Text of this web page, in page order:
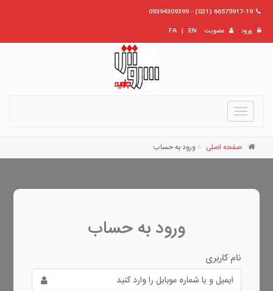
66575917-19 (021) - 09394309399
ورود
عضویت EN
|
FA
Toggle
navigation
صفحه اصلی ورود به حساب
ورود به حساب
نام کاربری